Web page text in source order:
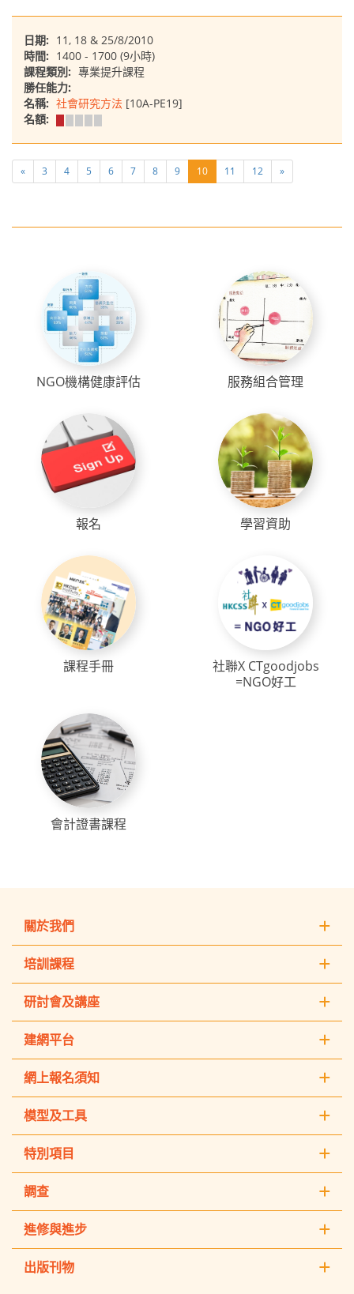
日期: 11, 18 & 25/8/2010
時間: 1400 - 1700 (9小時)
課程類別: 專業提升課程
勝任能力:
名稱: 社會研究方法 [10A-PE19]
名額:
« 3 4 5 6 7 8 9 10 11 12 »
NGO機構健康評估 服務組合管理
報名 學習資助
課程手冊
社聯X CTgoodjobs
=NGO好工
會計證書課程
關於我們
培訓課程
研討會及講座
建網平台
網上報名須知
模型及工具
特別項目
調查
進修與進步
出版刊物